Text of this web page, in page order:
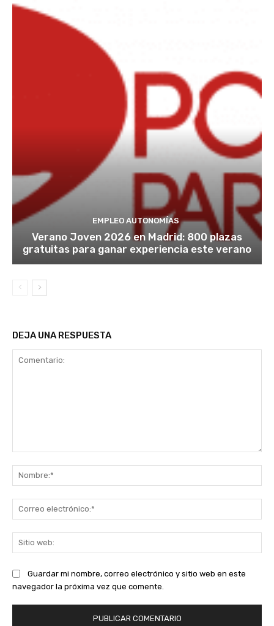
EMPLEO AUTONOMÍAS
Verano Joven 2026 en Madrid: 800 plazas
gratuitas para ganar experiencia este verano
DEJA UNA RESPUESTA
Guardar mi nombre, correo electrónico y sitio web en este
navegador la próxima vez que comente.